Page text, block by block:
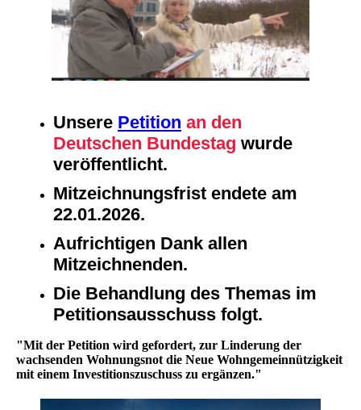
Unsere Petition an den
Deutschen Bundestag wurde
veröffentlicht.
Mitzeichnungsfrist endete am
22.01.2026.
Aufrichtigen Dank allen
Mitzeichnenden.
Die Behandlung des Themas im
Petitionsausschuss folgt.
"Mit der Petition wird gefordert, zur Linderung der
wachsenden Wohnungsnot die Neue Wohngemeinnützigkeit
mit einem Investitionszuschuss zu ergänzen."